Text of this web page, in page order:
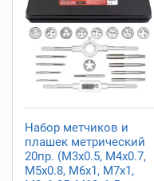
Набор метчиков и
плашек метрический
20пр. (М3х0.5, М4х0.7,
М5х0.8, М6х1, М7х1,